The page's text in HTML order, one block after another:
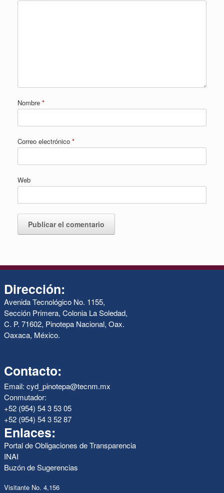
Nombre *
Correo electrónico *
Web
Dirección:
Avenida Tecnológico No. 1155,
Sección Primera, Colonia La Soledad,
C. P. 71602, Pinotepa Nacional, Oax.
Oaxaca, México.
Contacto:
Email: cyd_pinotepa@tecnm.mx
Conmutador:
+52 (954) 54 3 53 05
+52 (954) 54 3 52 87
Enlaces:
Portal de Obligaciones de Transparencia
INAI
Buzón de Sugerencias
Visitante No. 4,156